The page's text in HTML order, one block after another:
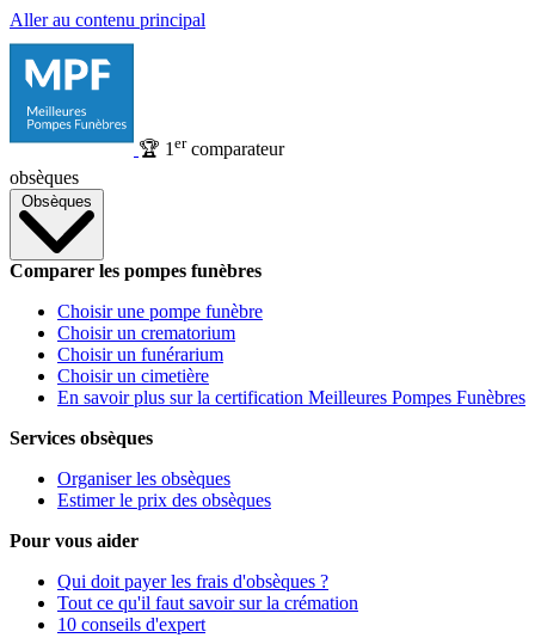
Aller au contenu principal
🏆 1 ercomparateur
obsèques
Obsèques
Comparer les pompes funèbres
Choisir une pompe funèbre
Choisir un crematorium
Choisir un funérarium
Choisir un cimetière
En savoir plus sur la certification Meilleures Pompes Funèbres
Services obsèques
Organiser les obsèques
Estimer le prix des obsèques
Pour vous aider
Qui doit payer les frais d'obsèques ?
Tout ce qu'il faut savoir sur la crémation
10 conseils d'expert